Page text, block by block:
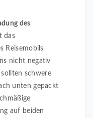
des
das
Reisemobils
nicht negativ
schwere
unten gepackt
auf beiden